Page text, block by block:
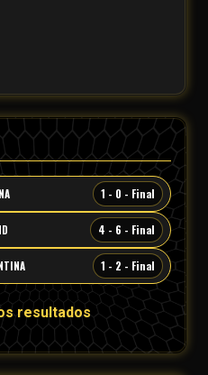
1 - 0 - Final
4 - 6 - Final
1 - 2 - Final
resultados